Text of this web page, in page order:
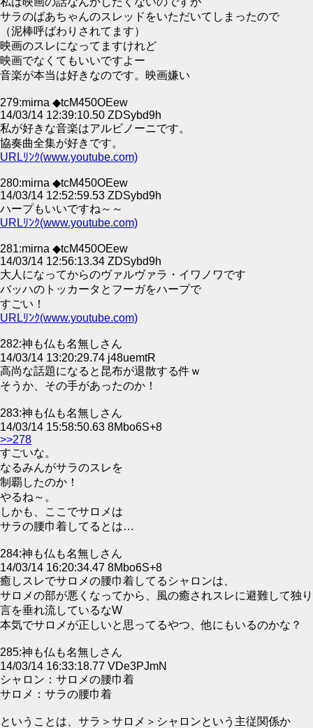
サラのばあちゃんのスレッドをいただいてしまったので
（泥棒呼ばわりされてます）
映画のスレになってますけれど
映画でなくてもいいですよー
音楽が本当は好きなのです。映画嫌い
279:mirna ◆tcM450OEew
14/03/14 12:39:10.50 ZDSybd9h
私が好きな音楽はアルビノーニです。
協奏曲全集が好きです。
URLﾘﾝｸ(www.youtube.com)
280:mirna ◆tcM450OEew
14/03/14 12:52:59.53 ZDSybd9h
ハープもいいですね～～
URLﾘﾝｸ(www.youtube.com)
281:mirna ◆tcM450OEew
14/03/14 12:56:13.34 ZDSybd9h
大人になってからのヴァルヴァラ・イワノワです
バッハのトッカータとフーガをハープで
すごい！
URLﾘﾝｸ(www.youtube.com)
282:神も仏も名無しさん
14/03/14 13:20:29.74 j48uemtR
高尚な話題になると昆布が退散する件ｗ
そうか、その手があったのか！
283:神も仏も名無しさん
14/03/14 15:58:50.63 8Mbo6S+8
>>278
すごいな。
なるみんがサラのスレを
制覇したのか！
やるね～。
しかも、ここでサロメは
サラの腰巾着してるとは…
284:神も仏も名無しさん
14/03/14 16:20:34.47 8Mbo6S+8
癒しスレでサロメの腰巾着してるシャロンは、
サロメの部が悪くなってから、風の癒されスレに避難して独り
言を垂れ流しているなW
本気でサロメが正しいと思ってるやつ、他にもいるのかな？
285:神も仏も名無しさん
14/03/14 16:33:18.77 VDe3PJmN
シャロン：サロメの腰巾着
サロメ：サラの腰巾着
ということは、サラ＞サロメ＞シャロンという主従関係か